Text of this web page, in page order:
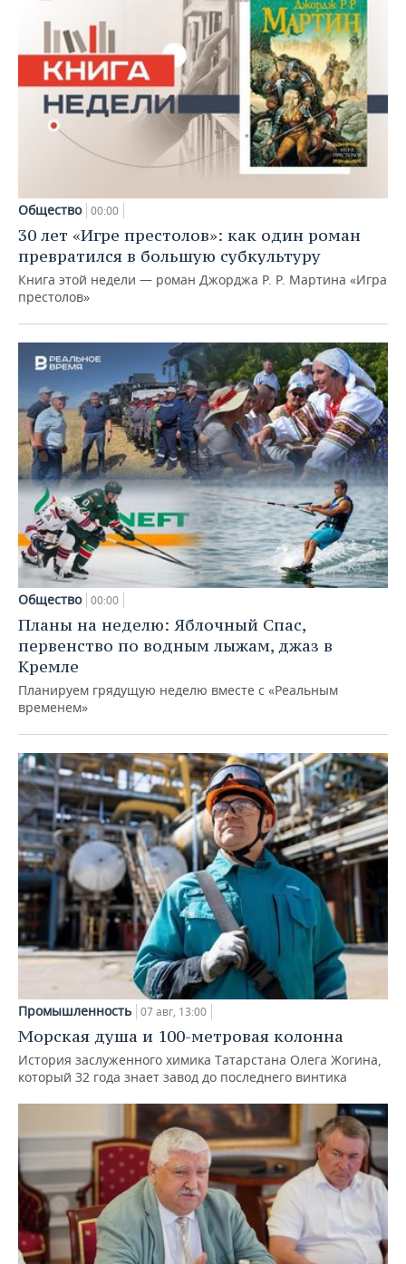
Общество 00:00
30 лет «Игре престолов»: как один роман
превратился в большую субкультуру
Книга этой недели — роман Джорджа Р. Р. Мартина «Игра
престолов»
Общество 00:00
Планы на неделю: Яблочный Спас,
первенство по водным лыжам, джаз в
Кремле
Планируем грядущую неделю вместе с «Реальным
временем»
Промышленность 07 авг, 13:00
Морская душа и 100-метровая колонна
История заслуженного химика Татарстана Олега Жогина,
который 32 года знает завод до последнего винтика